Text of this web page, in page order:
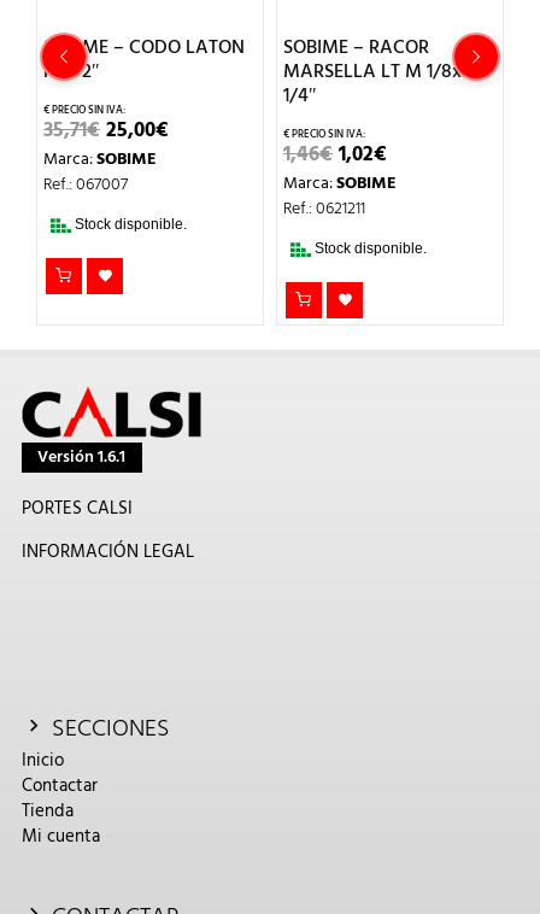
SOBIME – CODO LATON
H-H 2″
35,71€EL
PRECIO
ORIGINAL
ERA:
25,00€
Marca:SOBIME
Ref.: 067007
Stock disponible.
SOBIME – RACOR
MARSELLA LT M 1/8x H
1/4″
1,46€EL
PRECIO
ORIGINAL
ERA:
1,02€PRECIO
ACTUAL
Marca:SOBIME
Ref.: 0621211
Stock disponible.
Versión 1.6.1
PORTES CALSI
INFORMACIÓN LEGAL
SECCIONES
Inicio
Contactar
Tienda
Mi cuenta